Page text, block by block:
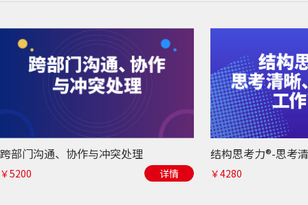
跨部门沟通、协作与冲突处理
￥5200 详情 ￥4280